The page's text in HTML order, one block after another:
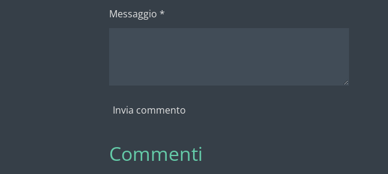
Messaggio *
Invia commento
Commenti